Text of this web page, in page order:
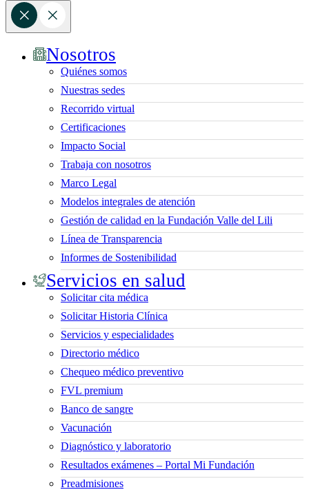
Nosotros
Quiénes somos
Nuestras sedes
Recorrido virtual
Certificaciones
Impacto Social
Trabaja con nosotros
Marco Legal
Modelos integrales de atención
Gestión de calidad en la Fundación Valle del Lili
Línea de Transparencia
Informes de Sostenibilidad
Servicios en salud
Solicitar cita médica
Solicitar Historia Clínica
Servicios y especialidades
Directorio médico
Chequeo médico preventivo
FVL premium
Banco de sangre
Vacunación
Diagnóstico y laboratorio
Resultados exámenes – Portal Mi Fundación
Preadmisiones